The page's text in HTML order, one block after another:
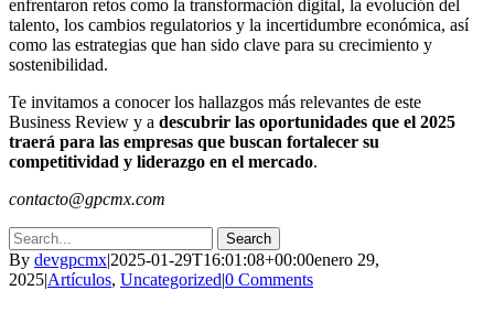
enfrentaron retos como la transformación digital, la evolución del
talento, los cambios regulatorios y la incertidumbre económica, así
como las estrategias que han sido clave para su crecimiento y
sostenibilidad.
Te invitamos a conocer los hallazgos más relevantes de este
Business Review y a descubrir las oportunidades que el 2025
traerá para las empresas que buscan fortalecer su
competitividad y liderazgo en el mercado.
contacto@gpcmx.com
Search
By devgpcmx|2025-01-29T16:01:08+00:00enero 29,
2025|Artículos, Uncategorized|0 Comments